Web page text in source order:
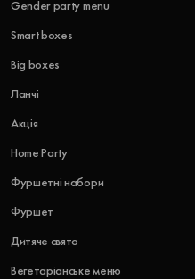
Gender party menu
Smart boxes
Big boxes
Ланчі
Акція
Home Party
Фуршетні набори
Фуршет
Дитяче свято
Вегетаріанське меню